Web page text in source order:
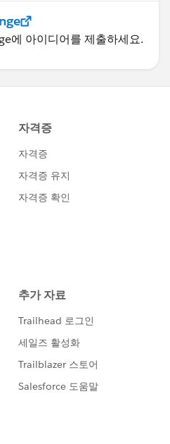
에 아이디어를 제출하세요.